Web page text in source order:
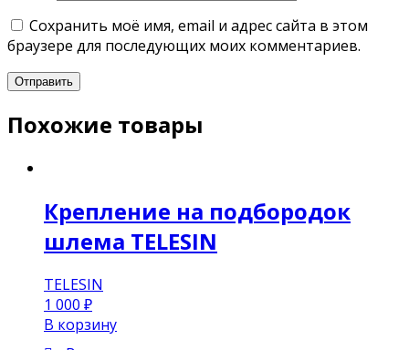
Сохранить моё имя, email и адрес сайта в этом
браузере для последующих моих комментариев.
Похожие товары
Крепление на подбородок
шлема TELESIN
TELESIN
1 000 ₽
В корзину